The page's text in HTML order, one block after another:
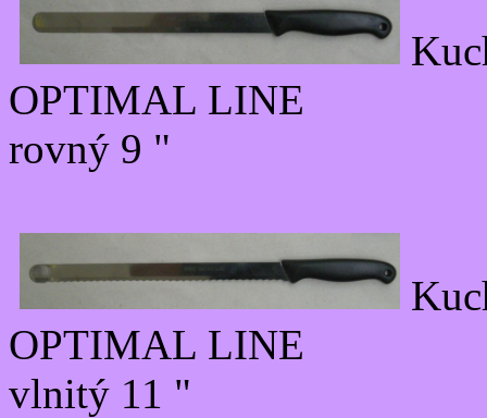
OPTIMAL LINE
rovný 9 "
OPTIMAL LINE
vlnitý 11 "